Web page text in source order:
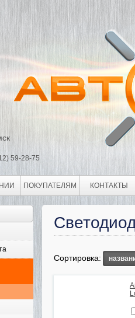
59-28-75
ПОКУПАТЕЛЯМ КОНТАКТЫ
Сортировка: